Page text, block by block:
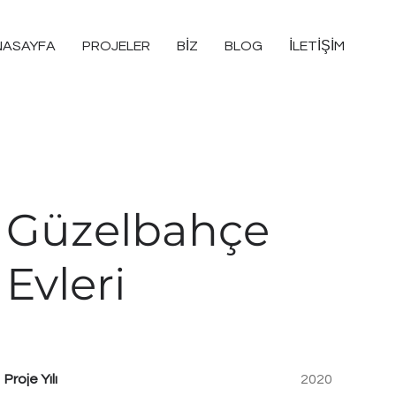
PROJELER BİZ BLOG İLETİŞİM
Güzelbahçe
Evleri
Proje Yılı 2020